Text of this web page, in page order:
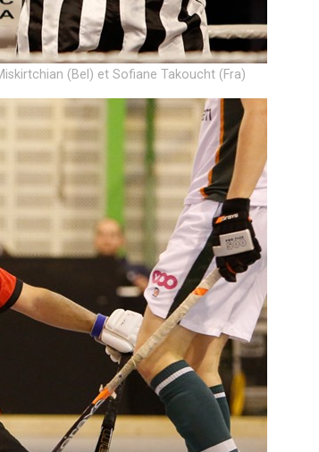
(Bel) et Sofiane Takoucht (Fra)